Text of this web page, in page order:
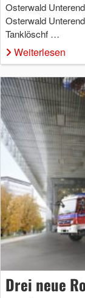
Osterwald
Osterwald
Tanklöschf …
Weiterlesen
Drei neue